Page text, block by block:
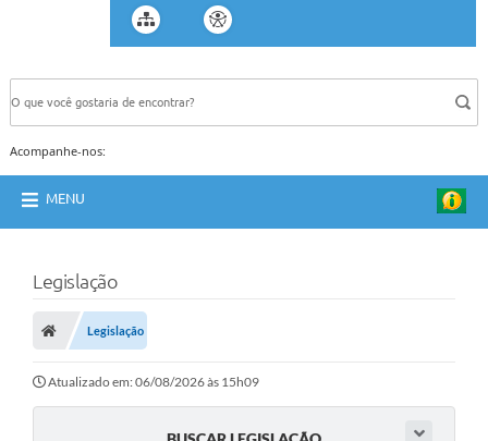
Acompanhe-nos:
MENU
Legislação
Legislação
Atualizado em: 06/08/2026 às 15h09